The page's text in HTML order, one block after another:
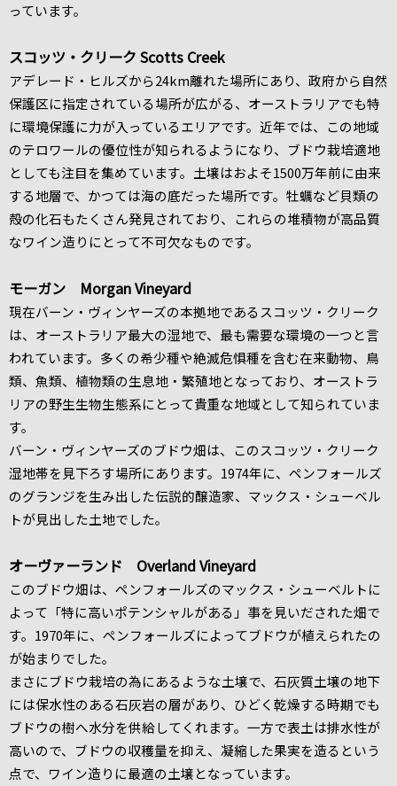
っています。
スコッツ・クリーク Scotts Creek
アデレード・ヒルズから24km離れた場所にあり、政府から自然
保護区に指定されている場所が広がる、オーストラリアでも特
に環境保護に力が入っているエリアです。近年では、この地域
のテロワールの優位性が知られるようになり、ブドウ栽培適地
としても注目を集めています。土壌はおよそ1500万年前に由来
する地層で、かつては海の底だった場所です。牡蠣など貝類の
殻の化石もたくさん発見されており、これらの堆積物が高品質
なワイン造りにとって不可欠なものです。
モーガン Morgan Vineyard
現在バーン・ヴィンヤーズの本拠地であるスコッツ・クリーク
は、オーストラリア最大の湿地で、最も需要な環境の一つと言
われています。多くの希少種や絶滅危惧種を含む在来動物、鳥
類、魚類、植物類の生息地・繁殖地となっており、オーストラ
リアの野生生物生態系にとって貴重な地域として知られていま
す。
バーン・ヴィンヤーズのブドウ畑は、このスコッツ・クリーク
湿地帯を見下ろす場所にあります。1974年に、ペンフォールズ
のグランジを生み出した伝説的醸造家、マックス・シューベル
トが見出した土地でした。
オーヴァーランド Overland Vineyard
このブドウ畑は、ペンフォールズのマックス・シューベルトに
よって「特に高いポテンシャルがある」事を見いだされた畑で
す。1970年に、ペンフォールズによってブドウが植えられたの
が始まりでした。
まさにブドウ栽培の為にあるような土壌で、石灰質土壌の地下
には保水性のある石灰岩の層があり、ひどく乾燥する時期でも
ブドウの樹へ水分を供給してくれます。一方で表土は排水性が
高いので、ブドウの収穫量を抑え、凝縮した果実を造るという
点で、ワイン造りに最適の土壌となっています。